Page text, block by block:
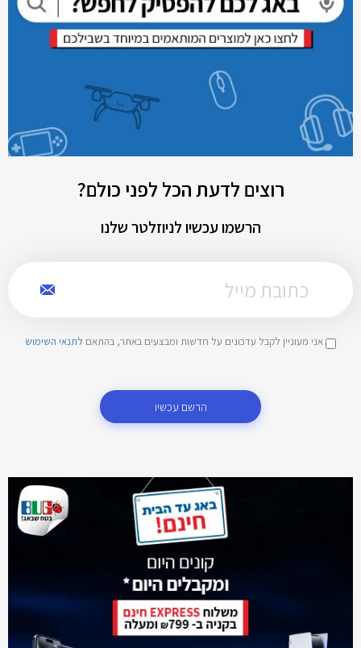
רוצים לדעת הכל לפני כולם?
הרשמו עכשיו לניוזלטר שלנו
אני מעוניין לקבל עדכונים על חדשות ומבצעים באתר, בהתאם לתנאי השימוש
הרשם עכשיו